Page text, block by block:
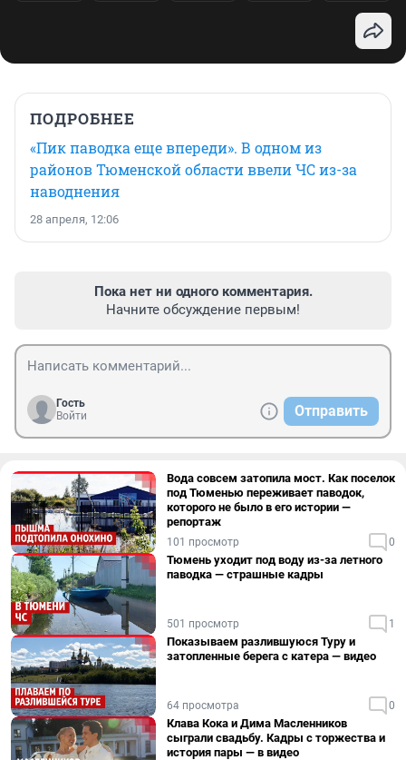
ПОДРОБНЕЕ
«Пик паводка еще впереди». В одном из
районов Тюменской области ввели ЧС из-за
наводнения
28 апреля, 12:06
Пока нет ни одного комментария.
Начните обсуждение первым!
Гость
Войти
Отправить
Вода совсем затопила мост. Как поселок
под Тюменью переживает паводок,
которого не было в его истории —
репортаж
101 просмотр 0
Тюмень уходит под воду из-за летного
паводка — страшные кадры
501 просмотр 1
Показываем разлившуюся Туру и
затопленные берега с катера — видео
64 просмотра 0
Клава Кока и Дима Масленников
сыграли свадьбу. Кадры с торжества и
история пары — в видео